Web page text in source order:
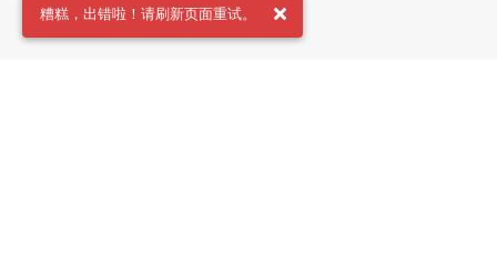
糟糕，出错啦！请刷新页面重试。